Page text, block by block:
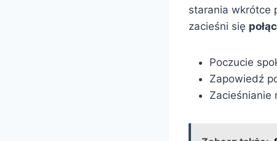
starania wkrótce
zacieśni się
Poczucie
Zapowiedź
Zacieśnianie